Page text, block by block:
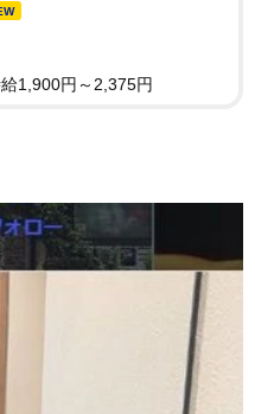
1,900円～2,375円